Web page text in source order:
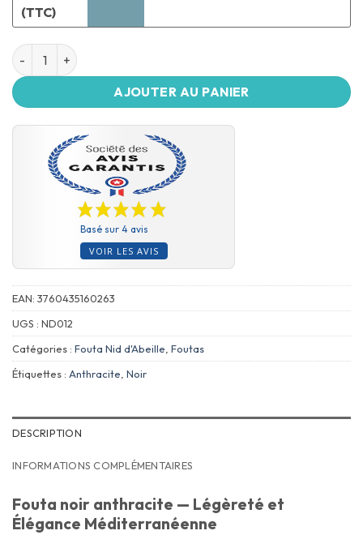
(TTC)
AJOUTER AU PANIER
Basé sur 4 avis
VOIR LES AVIS
EAN: 3760435160263
UGS : ND012
Catégories : Fouta Nid d'Abeille, Foutas
Étiquettes : Anthracite, Noir
DESCRIPTION
INFORMATIONS COMPLÉMENTAIRES
Fouta noir anthracite — Légèreté et
Élégance Méditerranéenne